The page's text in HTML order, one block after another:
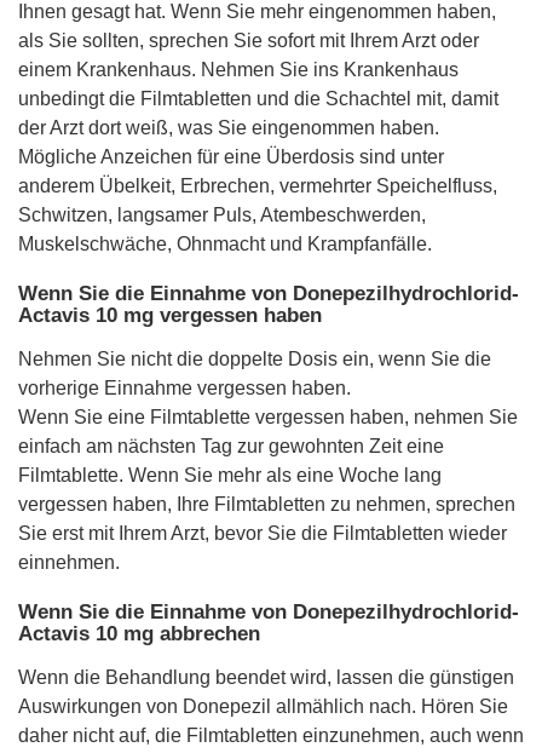
Ihnen gesagt hat. Wenn Sie mehr eingenommen haben,
als Sie sollten, sprechen Sie sofort mit Ihrem Arzt oder
einem Krankenhaus. Nehmen Sie ins Krankenhaus
unbedingt die Filmtabletten und die Schachtel mit, damit
der Arzt dort weiß, was Sie eingenommen haben.
Mögliche Anzeichen für eine Überdosis sind unter
anderem Übelkeit, Erbrechen, vermehrter Speichelfluss,
Schwitzen, langsamer Puls, Atembeschwerden,
Muskelschwäche, Ohnmacht und Krampfanfälle.
Wenn Sie die Einnahme von Donepezilhydrochlorid-
Actavis 10 mg vergessen haben
Nehmen Sie nicht die doppelte Dosis ein, wenn Sie die
vorherige Einnahme vergessen haben.
Wenn Sie eine Filmtablette vergessen haben, nehmen Sie
einfach am nächsten Tag zur gewohnten Zeit eine
Filmtablette. Wenn Sie mehr als eine Woche lang
vergessen haben, Ihre Filmtabletten zu nehmen, sprechen
Sie erst mit Ihrem Arzt, bevor Sie die Filmtabletten wieder
einnehmen.
Wenn Sie die Einnahme von Donepezilhydrochlorid-
Actavis 10 mg abbrechen
Wenn die Behandlung beendet wird, lassen die günstigen
Auswirkungen von Donepezil allmählich nach. Hören Sie
daher nicht auf, die Filmtabletten einzunehmen, auch wenn